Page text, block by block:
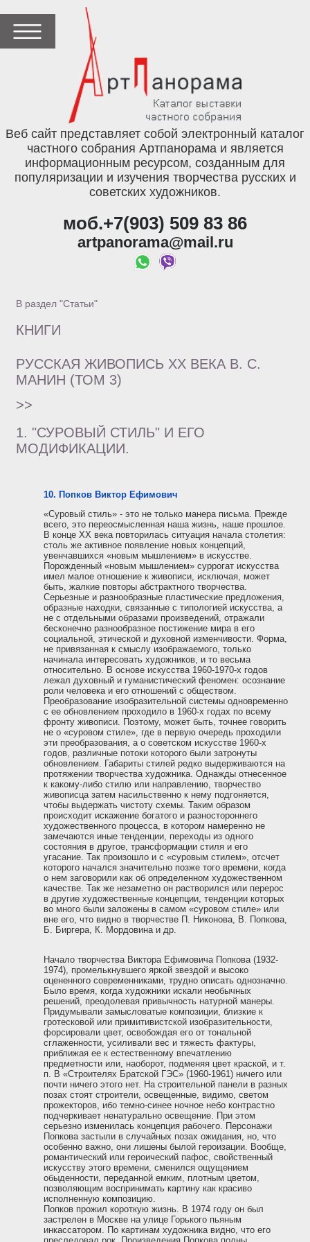
Веб сайт представляет собой электронный каталог
частного собрания Артпанорама и является
информационным ресурсом, созданным для
популяризации и изучения творчества русских и
советских художников.
моб.+7(903) 509 83 86
artpanorama@mail.ru
В раздел "Статьи"
КНИГИ
РУССКАЯ ЖИВОПИСЬ XX ВЕКА В. С.
МАНИН (ТОМ 3)
>>
1. "СУРОВЫЙ СТИЛЬ" И ЕГО
МОДИФИКАЦИИ.
10. Попков Виктор Ефимович
«Суровый стиль» - это не только манера письма. Прежде
всего, это переосмысленная наша жизнь, наше прошлое.
В конце ХХ века повторилась ситуация начала столетия:
столь же активное появление новых концепций,
увенчавшихся «новым мышлением» в искусстве.
Порожденный «новым мышлением» суррогат искусства
имел малое отношение к живописи, исключая, может
быть, жалкие повторы абстрактного творчества.
Серьезные и разнообразные пластические предложения,
образные находки, связанные с типологией искусства, а
не с отдельными образами произведений, отражали
бесконечно разнообразное постижение мира в его
социальной, этической и духовной изменчивости. Форма,
не привязанная к смыслу изображаемого, только
начинала интересовать художников, и то весьма
относительно. В основе искусства 1960-1970-х годов
лежал духовный и гуманистический феномен: осознание
роли человека и его отношений с обществом.
Преобразование изобразительной системы одновременно
с ее обновлением проходило в 1960-х годах по всему
фронту живописи. Поэтому, может быть, точнее говорить
не о «суровом стиле», где в первую очередь проходили
эти преобразования, а о советском искусстве 1960-х
годов, различные потоки которого были затронуты
обновлением. Габариты стилей редко выдерживаются на
протяжении творчества художника. Однажды отнесенное
к какому-либо стилю или направлению, творчество
живописца затем насильственно к нему подгоняется,
чтобы выдержать чистоту схемы. Таким образом
происходит искажение богатого и разностороннего
художественного процесса, в котором намеренно не
замечаются иные тенденции, переходы из одного
состояния в другое, трансформации стиля и его
угасание. Так произошло и с «суровым стилем», отсчет
которого начался значительно позже того времени, когда
о нем заговорили как об определенном художественном
качестве. Так же незаметно он растворился или перерос
в другие художественные концепции, тенденции которых
во много были заложены в самом «суровом стиле» или
вне его, что видно в творчестве П. Никонова, В. Попкова,
Б. Биргера, К. Мордовина и др.
Начало творчества Виктора Ефимовича Попкова (1932-
1974), промелькнувшего яркой звездой и высоко
оцененного современниками, трудно описать однозначно.
Было время, когда художники искали необычных
решений, преодолевая привычность натурной манеры.
Придумывали замысловатые композиции, близкие к
гротесковой или примитивистской изобразительности,
форсировали цвет, освобождая его от тональной
сглаженности, усиливали вес и тяжесть фактуры,
приближая ее к естественному впечатлению
предметности или, наоборот, подменяя цвет краской, и т.
п. В «Строителях Братской ГЭС» (1960-1961) ничего или
почти ничего этого нет. На строительной панели в разных
позах стоят строители, освещенные, видимо, светом
прожекторов, ибо темно-синее ночное небо контрастно
подчеркивает ненатурально освещение. При этом
серьезно изменилась концепция рабочего. Персонажи
Попкова застыли в случайных позах ожидания, но, что
особенно важно, они лишены былой героизации. Вообще,
романтический или героический пафос, свойственный
искусству этого времени, сменился ощущением
обыденности, переданной емким, плотным цветом,
позволяющим воспринимать картину как красиво
исполненную композицию.
Попков прожил короткую жизнь. В 1974 году он был
застрелен в Москве на улице Горького пьяным
инкассатором. По картинам художника видно, что его